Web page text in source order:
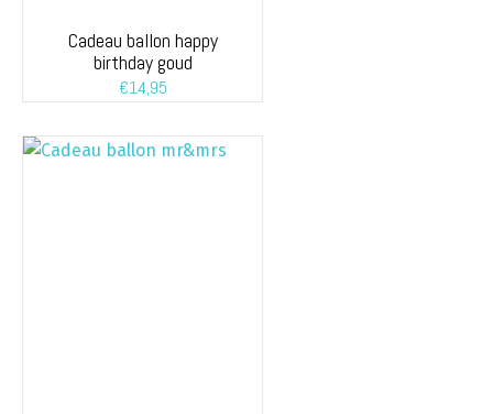
Cadeau ballon happy
birthday goud
€14,95